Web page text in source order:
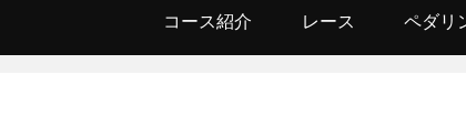
コース紹介 レース ペダリ